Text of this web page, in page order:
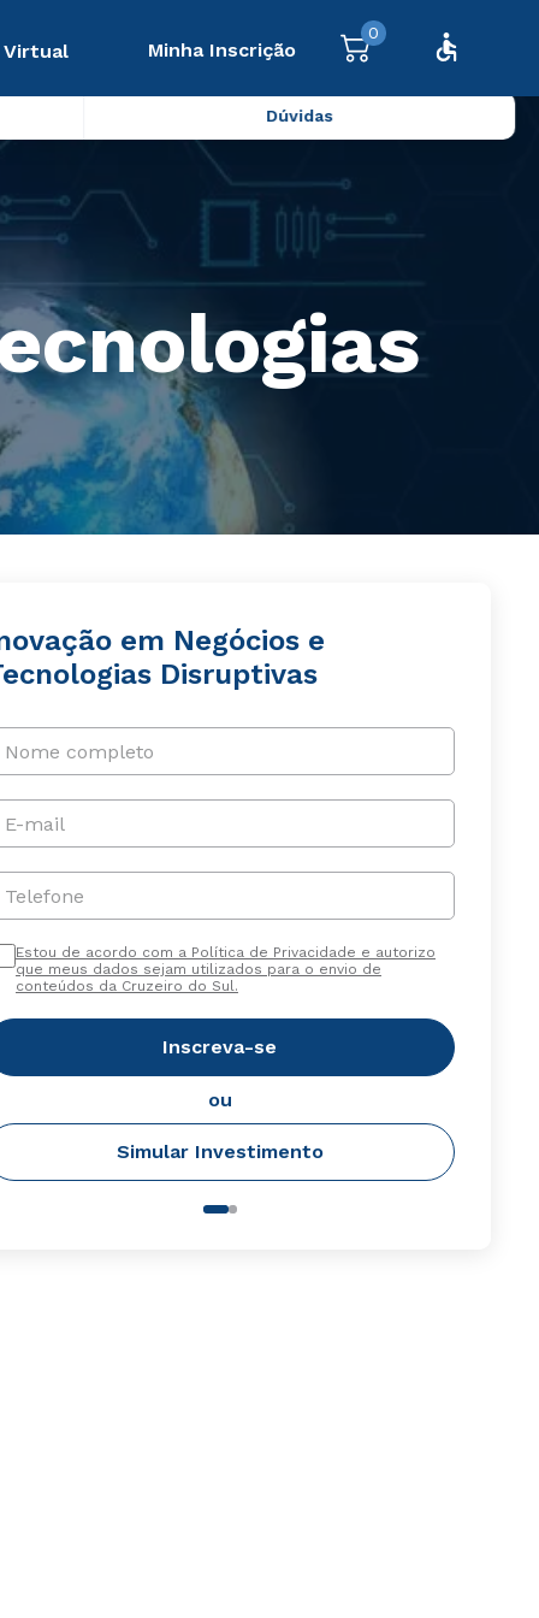
Virtual Minha Inscrição
0
Dúvidas
em Negócios e
Disruptivas
Nome completo
E-mail
Telefone
Estou de acordo com a Política de Privacidade e autorizo
que meus dados sejam utilizados para o envio de
conteúdos da Cruzeiro do Sul.
Inscreva-se
ou
Simular Investimento